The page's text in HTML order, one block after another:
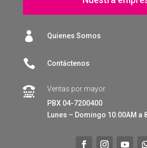
 Quienes Somos
 Contáctenos

Ventas por mayor
PBX 04-7200400
Lunes – Domingo 10:00AM a